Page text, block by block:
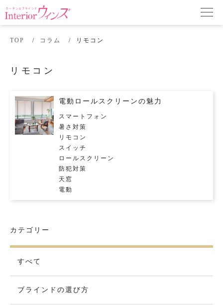
TOP コラム リモコン
リモコン
電動ロールスクリーンの魅力
スマートフォン
暑さ対策
リモコン
スイッチ
ロールスクリーン
防犯対策
天窓
電動
カテゴリー
すべて
ブラインドの選び方